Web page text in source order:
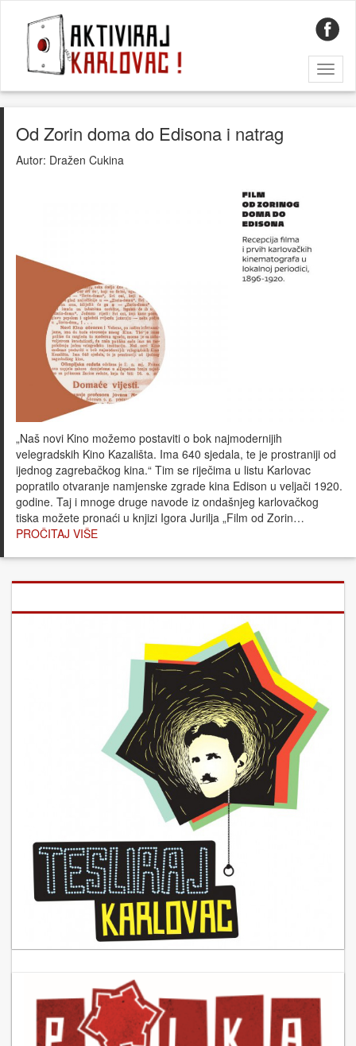
Od Zorin doma do Edisona i natrag
Autor: Dražen Cukina
„Naš novi Kino možemo postaviti o bok najmodernijih
velegradskih Kino Kazališta. Ima 640 sjedala, te je prostraniji od
ijednog zagrebačkog kina.“ Tim se riječima u listu Karlovac
popratilo otvaranje namjenske zgrade kina Edison u veljači 1920.
godine. Taj i mnoge druge navode iz ondašnjeg karlovačkog
tiska možete pronaći u knjizi Igora Jurilja „Film od Zorin…
PROČITAJ VIŠE